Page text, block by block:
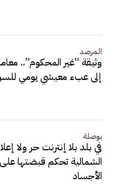
المرصد
وثيقة “غير المحكوم”..
إلى عبء معيشي يومي
بوصلة
في بلد بلا إنترنت حر ولا
الشمالية تحكم قبضتها
الأجساد